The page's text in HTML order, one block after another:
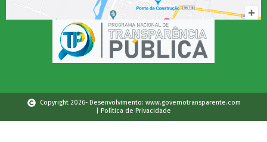
Copyright 2026- Desenvolvimento: www.governotransparente.com
| Política de Privacidade